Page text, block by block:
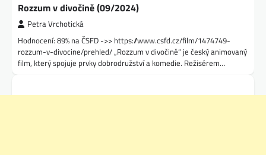
Rozzum v divočině (09/2024)
Petra Vrchotická
Hodnocení: 89% na ČSFD ->> https://www.csfd.cz/film/1474749-
rozzum-v-divocine/prehled/ „Rozzum v divočině“ je český animovaný
film, který spojuje prvky dobrodružství a komedie. Režisérem…